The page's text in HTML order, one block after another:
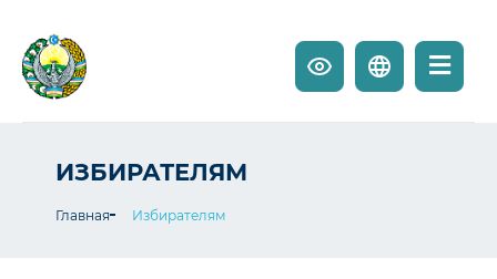
ИЗБИРАТЕЛЯМ
Главная Избирателям